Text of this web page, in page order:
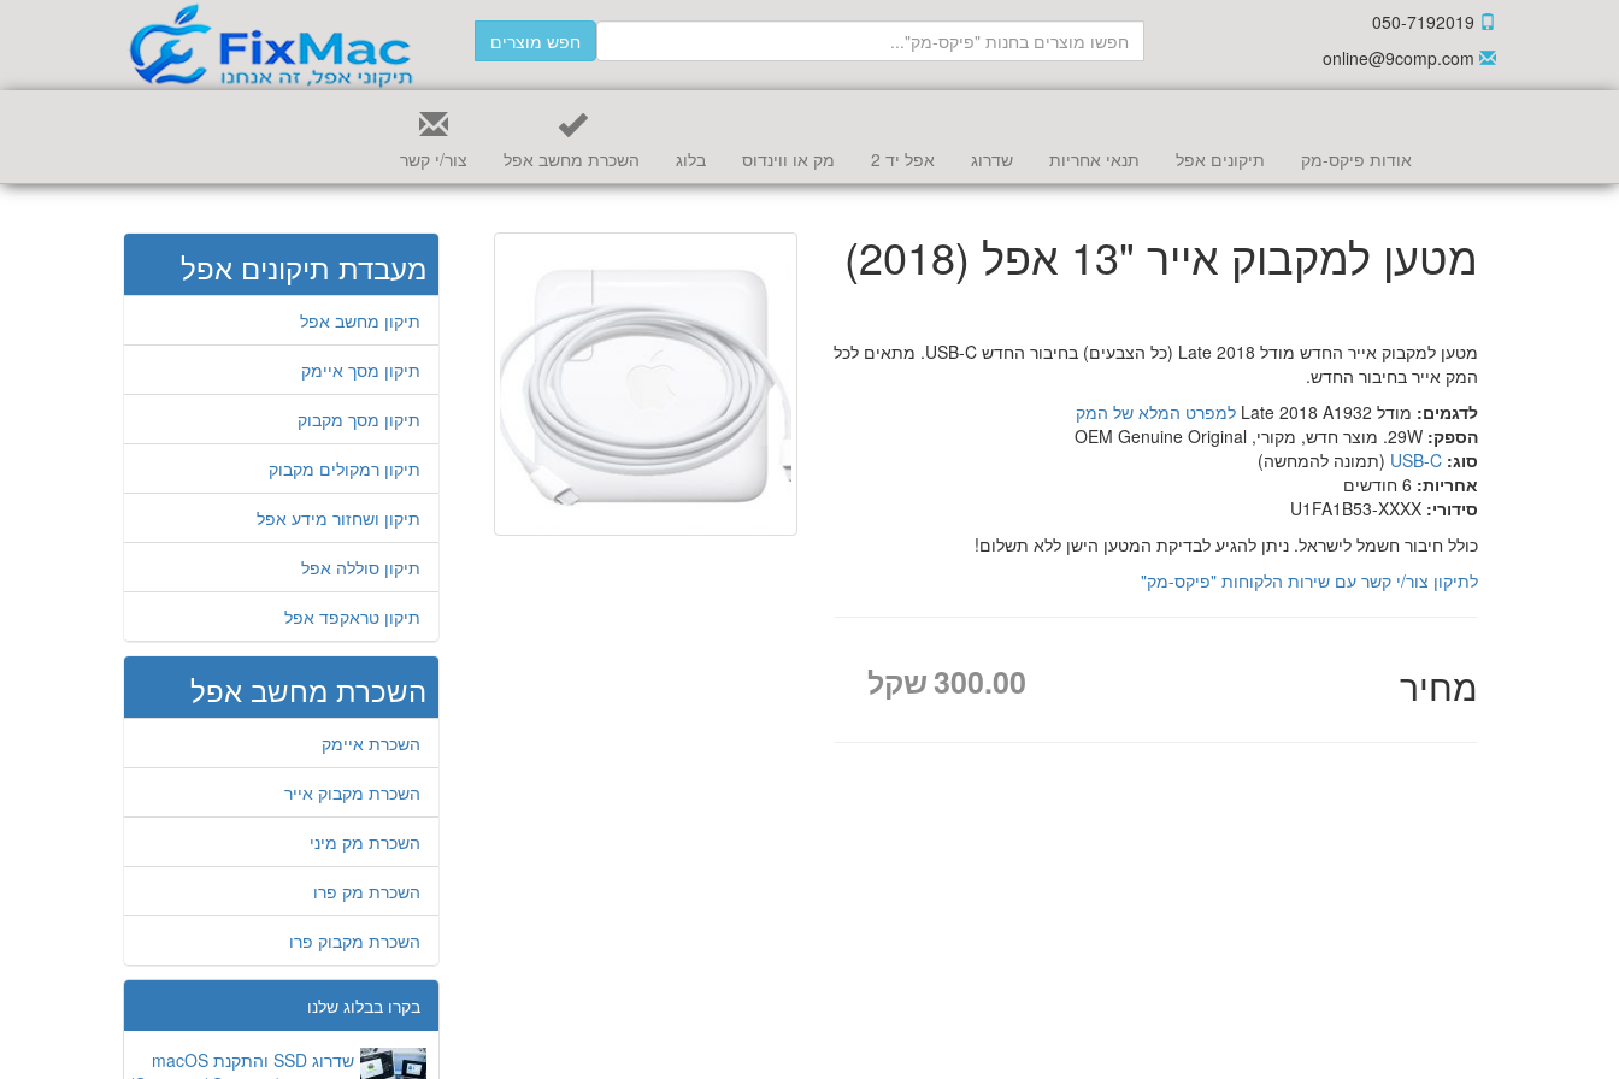
חפש מוצרים
online@9comp.com
אודות פיקס-מק תיקונים אפל תנאי אחריות שדרוג אפל יד 2 מק או ווינדוס בלוג השכרת מחשב אפל צור/י קשר
מטען למקבוק אייר "13 אפל (2018)
מטען למקבוק אייר החדש מודל Late 2018 (כל הצבעים) בחיבור החדש USB-C. מתאים לכל
המק אייר בחיבור החדש.
לדגמים: מודל Late 2018 A1932
למפרט המלא של המק
הספק: 29W. מוצר חדש, מקורי, OEM Genuine Original
סוג: USB-C (תמונה להמחשה)
אחריות:
סידורי: U1FA1B53-XXXX
כולל חיבור חשמל לישראל. ניתן להגיע לבדיקת המטען הישן ללא תשלום!
לתיקון צור/י קשר עם שירות הלקוחות "פיקס-מק"
300.00שקל מחיר
מעבדת תיקונים אפל
תיקון מחשב אפל
תיקון מסך איימק
תיקון מסך מקבוק
תיקון רמקולים מקבוק
תיקון ושחזור מידע אפל
תיקון סוללה אפל
תיקון טראקפד אפל
השכרת מחשב אפל
השכרת איימק
השכרת מקבוק אייר
השכרת מק מיני
השכרת מק פרו
השכרת מקבוק פרו
בקרו בבלוג שלנו
שדרוג SSD והתקנת macOS